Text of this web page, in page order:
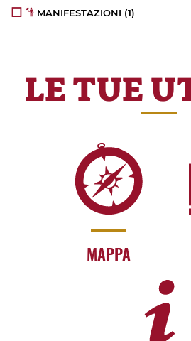
MANIFESTAZIONI (1)
LE TUE
MAPPA